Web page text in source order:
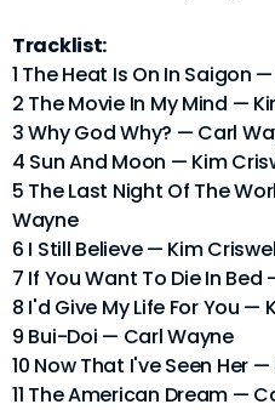
Tracklist:
1 The Heat Is On In Saigon
2 The Movie In My Mind —
3 Why God Why? — Carl
4 Sun And Moon — Kim
5 The Last Night Of The
Wayne
6 I Still Believe — Kim
7 If You Want To Die In
8 I'd Give My Life For You —
9 Bui-Doi — Carl Wayne
10 Now That I've Seen Her
11 The American Dream —